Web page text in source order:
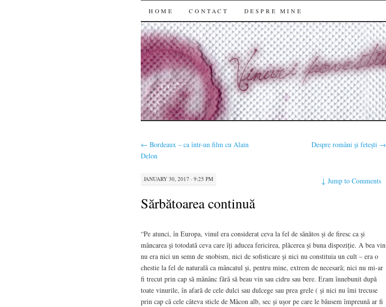
SKIP
TO
CONTENT
HOME CONTACT DESPRE MINE
← Bordeaux – ca într-un film cu Alain
Delon
Despre români și fetești →
JANUARY 30, 2017 · 9:25 PM ↓Jump to Comments
Sărbătoarea continuă
“Pe atunci, în Europa, vinul era considerat ceva la fel de sănătos și de firesc ca și
mâncarea și totodată ceva care îți aducea fericirea, plăcerea și buna dispoziție. A bea vin
nu era nici un semn de snobism, nici de sofisticare și nici nu constituia un cult – era o
chestie la fel de naturală ca mâncatul și, pentru mine, extrem de necesară; nici nu mi-ar
fi trecut prin cap să mănânc fără să beau vin sau cidru sau bere. Eram înnebunit după
toate vinurile, în afară de cele dulci sau dulcege sau prea grele ( și nici nu îmi trecuse
prin cap că cele câteva sticle de Mâcon alb, sec și ușor pe care le băusem împreună ar fi